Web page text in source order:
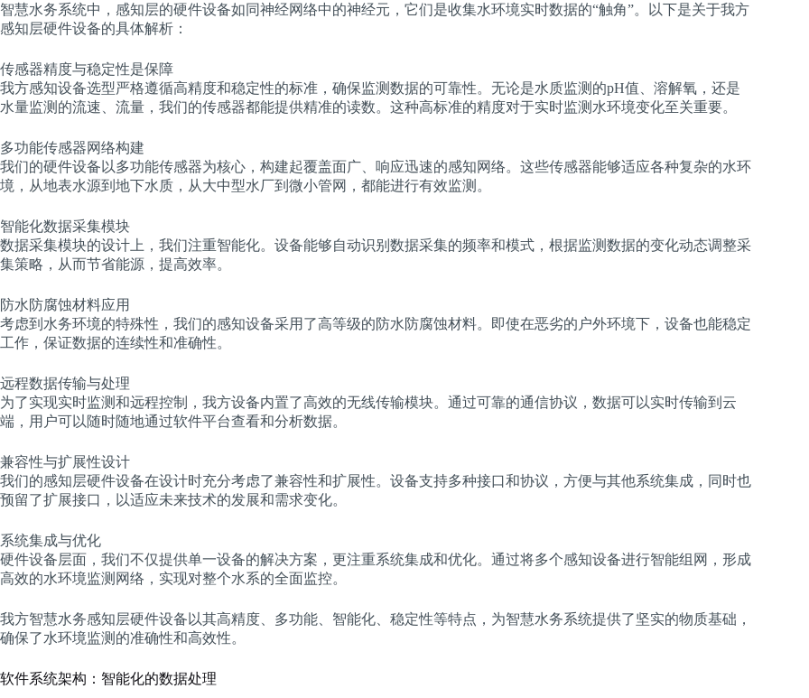
智慧水务系统中，感知层的硬件设备如同神经网络中的神经元，它们是收集水环境实时数据的“触角”。以下是关于我方
感知层硬件设备的具体解析：
传感器精度与稳定性是保障
我方感知设备选型严格遵循高精度和稳定性的标准，确保监测数据的可靠性。无论是水质监测的pH值、溶解氧，还是
水量监测的流速、流量，我们的传感器都能提供精准的读数。这种高标准的精度对于实时监测水环境变化至关重要。
多功能传感器网络构建
我们的硬件设备以多功能传感器为核心，构建起覆盖面广、响应迅速的感知网络。这些传感器能够适应各种复杂的水环
境，从地表水源到地下水质，从大中型水厂到微小管网，都能进行有效监测。
智能化数据采集模块
数据采集模块的设计上，我们注重智能化。设备能够自动识别数据采集的频率和模式，根据监测数据的变化动态调整采
集策略，从而节省能源，提高效率。
防水防腐蚀材料应用
考虑到水务环境的特殊性，我们的感知设备采用了高等级的防水防腐蚀材料。即使在恶劣的户外环境下，设备也能稳定
工作，保证数据的连续性和准确性。
远程数据传输与处理
为了实现实时监测和远程控制，我方设备内置了高效的无线传输模块。通过可靠的通信协议，数据可以实时传输到云
端，用户可以随时随地通过软件平台查看和分析数据。
兼容性与扩展性设计
我们的感知层硬件设备在设计时充分考虑了兼容性和扩展性。设备支持多种接口和协议，方便与其他系统集成，同时也
预留了扩展接口，以适应未来技术的发展和需求变化。
系统集成与优化
硬件设备层面，我们不仅提供单一设备的解决方案，更注重系统集成和优化。通过将多个感知设备进行智能组网，形成
高效的水环境监测网络，实现对整个水系的全面监控。
我方智慧水务感知层硬件设备以其高精度、多功能、智能化、稳定性等特点，为智慧水务系统提供了坚实的物质基础，
确保了水环境监测的准确性和高效性。
软件系统架构：智能化的数据处理